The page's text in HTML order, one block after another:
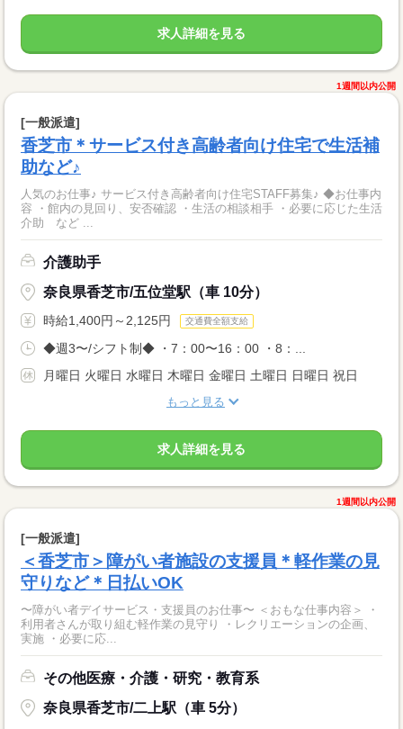
求人詳細を見る
1週間以内公開
[一般派遣]
香芝市＊サービス付き高齢者向け住宅で生活補
助など♪
人気のお仕事♪ サービス付き高齢者向け住宅STAFF募集♪ ◆お仕事内
容 ・館内の見回り、安否確認 ・生活の相談相手 ・必要に応じた生活
介護助手
奈良県香芝市/五位堂駅（車 10分）
時給1,400円～2,125円 交通費全額支給
◆週3〜/シフト制◆ ・7：00〜16：00 ・8：...
月曜日 火曜日 水曜日 木曜日 金曜日 土曜日 日曜日 祝日
もっと見る
求人詳細を見る
1週間以内公開
[一般派遣]
＜香芝市＞障がい者施設の支援員＊軽作業の見
守りなど＊日払いOK
〜障がい者デイサービス・支援員のお仕事〜 ＜おもな仕事内容＞ ・
利用者さんが取り組む軽作業の見守り ・レクリエーションの企画、
実施 ・必要に応...
その他医療・介護・研究・教育系
奈良県香芝市/二上駅（車 5分）